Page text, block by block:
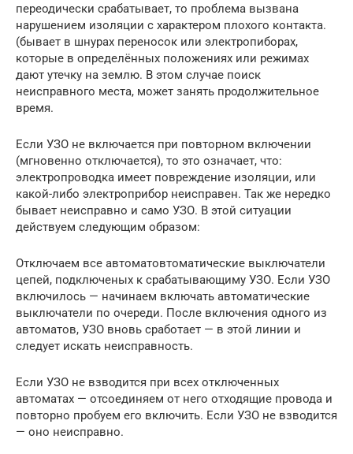
переодически срабатывает, то проблема вызвана
нарушением изоляции с характером плохого контакта.
(бывает в шнурах переносок или электропиборах,
которые в определённых положениях или режимах
дают утечку на землю. В этом случае поиск
неисправного места, может занять продолжительное
время.
Если УЗО не включается при повторном включении
(мгновенно отключается), то это означает, что:
электропроводка имеет повреждение изоляции, или
какой-либо электроприбор неисправен. Так же нередко
бывает неисправно и само УЗО. В этой ситуации
действуем следующим образом:
Отключаем все автоматовтоматические выключатели
цепей, подключеных к срабатывающиму УЗО. Если УЗО
включилось — начинаем включать автоматические
выключатели по очереди. После включения одного из
автоматов, УЗО вновь сработает — в этой линии и
следует искать неисправность.
Если УЗО не взводится при всех отключенных
автоматах — отсоединяем от него отходящие провода и
повторно пробуем его включить. Если УЗО не взводится
— оно неисправно.